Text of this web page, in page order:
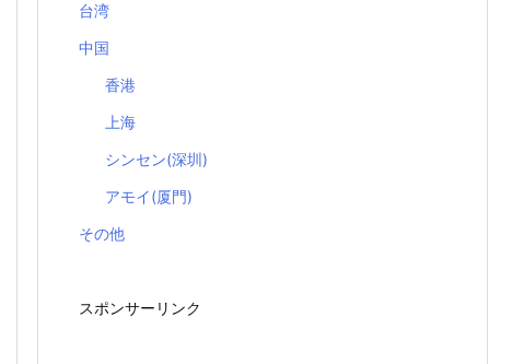
台湾
中国
香港
上海
シンセン(深圳)
アモイ(厦門)
その他
スポンサーリンク